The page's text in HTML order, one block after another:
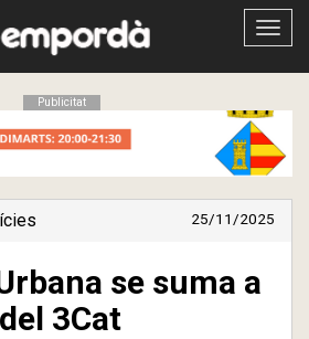
Obrir
Publicitat
25/11/2025
se suma a
3Cat